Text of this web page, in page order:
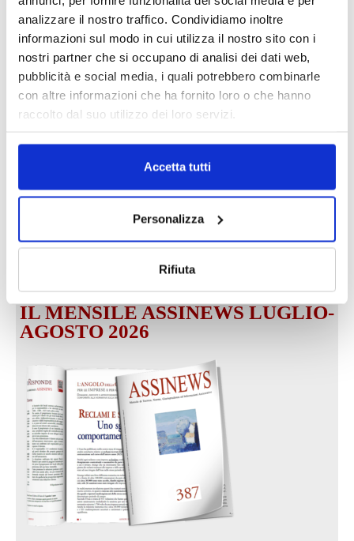
analizzare il nostro traffico. Condividiamo inoltre
informazioni sul modo in cui utilizza il nostro sito con i
nostri partner che si occupano di analisi dei dati web,
pubblicità e social media, i quali potrebbero combinarle
con altre informazioni che ha fornito loro o che hanno
raccolto dal suo utilizzo dei loro servizi.
Accetta tutti
Personalizza
Rifiuta
DALLE AZIENDE Notizie sponsorizzate
intermediari partner 2026
MAGNIFICA HUMANITAS (l’impatto
1 Luglio 2026
IL MENSILE ASSINEWS LUGLIO-
AGOSTO 2026